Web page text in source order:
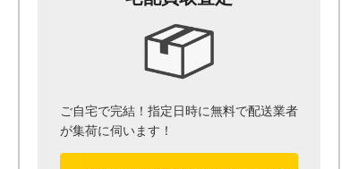
ご自宅で完結！指定日時に無料で配送業者
が集荷に伺います！